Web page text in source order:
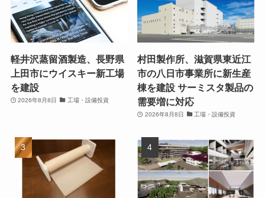
軽井沢蒸留酒製造、長野県
上田市にウイスキー新工場
を建設
2026年8月8日 工場・設備投資
村田製作所、滋賀県東近江
市の八日市事業所に新生産
棟を建設 サーミスタ製品の
需要増に対応
2026年8月8日 工場・設備投資